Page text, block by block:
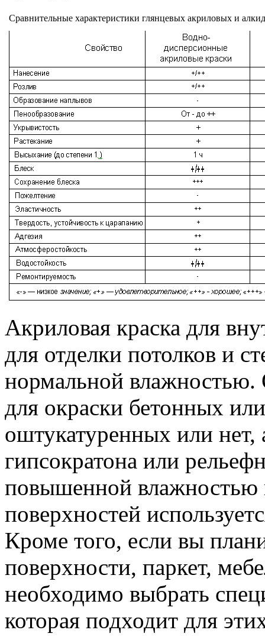
Сравнительные характеристики глянцевых акриловых и
Акриловая краска для
для отделки потолков и
нормальной влажностью.
для окраски бетонных
оштукатуренных или нет,
гипсократона или
повышенной влажностью
поверхностей
Кроме того, если вы
поверхности, паркет,
необходимо выбрать
которая подходит для